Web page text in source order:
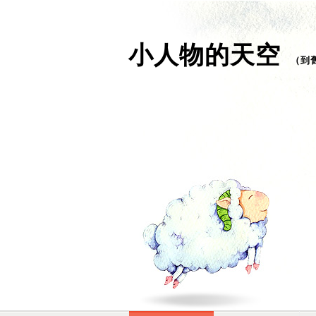
小人物的天空 （到